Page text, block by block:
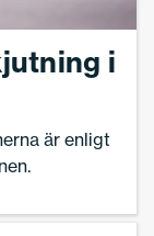
i
är enligt